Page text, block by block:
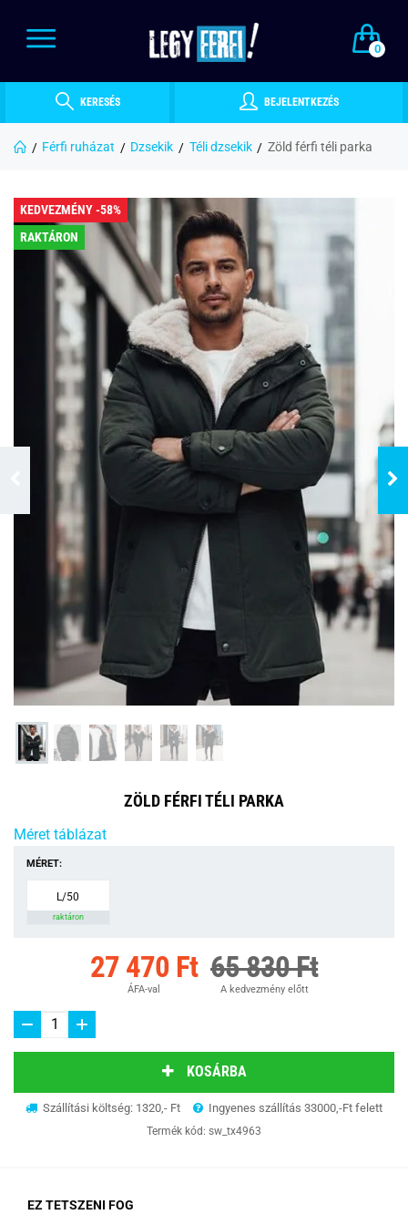
0
KERESÉS BEJELENTKEZÉS
Férfi ruházat Dzsekik Téli dzsekik Zöld férfi téli parka
KEDVEZMÉNY -58%
RAKTÁRON
ZÖLD FÉRFI TÉLI PARKA
Méret táblázat
MÉRET:
L/50
raktáron
27 470 Ft
ÁFA-val
65 830 Ft
A kedvezmény előtt
KOSÁRBA
Szállítási költség: 1320,- Ft Ingyenes szállítás 33000,-Ft felett
Termék kód: sw_tx4963
EZ TETSZENI FOG